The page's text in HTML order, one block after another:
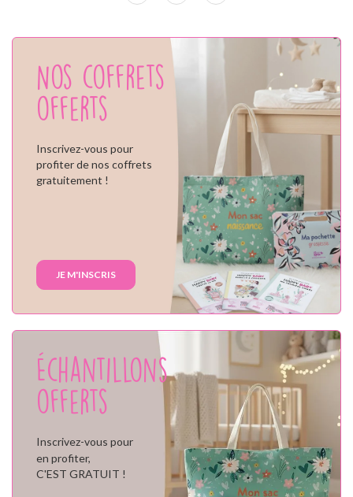
Nos coffrets
offerts
Inscrivez-vous pour
profiter de nos coffrets
gratuitement !
JE M'INSCRIS
Échantillons
offerts
Inscrivez-vous pour
en profiter,
C'EST GRATUIT !